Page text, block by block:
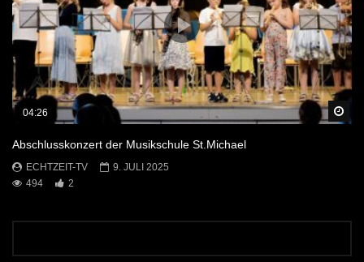
04:26
Abschlusskonzert der Musikschule St.Michael
ECHTZEIT-TV
9. JULI 2025
494
2